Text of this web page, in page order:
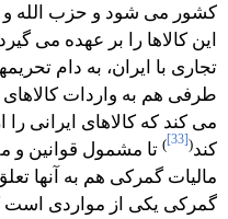
کشور می شود و حزب الله و
این کالاها را بر عهده می
تجاری با ایران، به دام
طرفی هم به واردات کالاهای
می کند که کالاهای ایرانی
کند(
[33]
) تا مشمول قوانین و
مالیات گمرکی هم به آنها
گمرکی یکی از مواردی است